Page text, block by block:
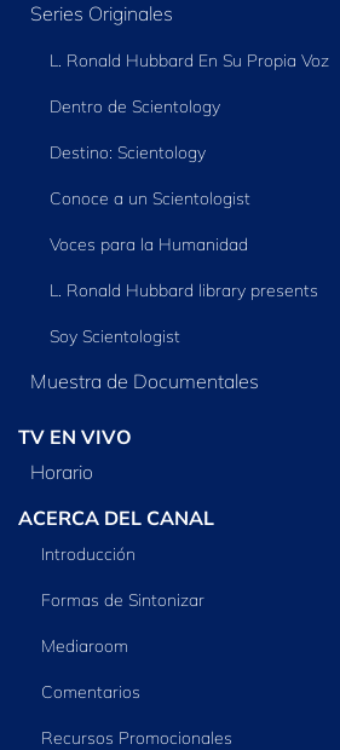
Series Originales
L. Ronald Hubbard En Su Propia Voz
Dentro de Scientology
Destino: Scientology
Conoce a un Scientologist
Voces para la Humanidad
L. Ronald Hubbard library presents
Soy Scientologist
Muestra de Documentales
TV EN VIVO
Horario
ACERCA DEL CANAL
Introducción
Formas de Sintonizar
Mediaroom
Comentarios
Recursos Promocionales